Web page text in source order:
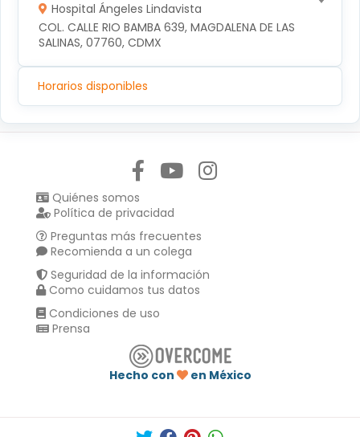
Hospital Ángeles Lindavista
COL. CALLE RIO BAMBA 639, MAGDALENA DE LAS
SALINAS, 07760, CDMX
Horarios disponibles
Quiénes somos
Política de privacidad
Preguntas más frecuentes
Recomienda a un colega
Seguridad de la información
Como cuidamos tus datos
Condiciones de uso
Prensa
Hecho con
en México